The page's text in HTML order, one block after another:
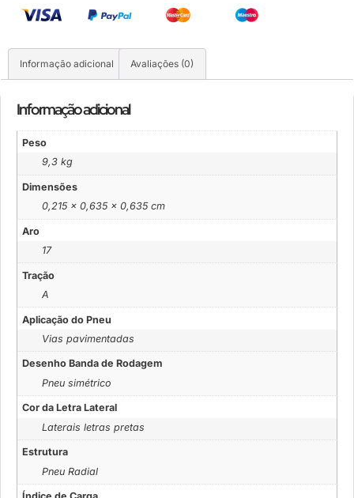
Informação adicional Avaliações (0)
Informação adicional
Peso
9,3 kg
Dimensões
0,215 × 0,635 × 0,635 cm
Aro
17
Tração
A
Aplicação do Pneu
Vias pavimentadas
Desenho Banda de Rodagem
Pneu simétrico
Cor da Letra Lateral
Laterais letras pretas
Estrutura
Pneu Radial